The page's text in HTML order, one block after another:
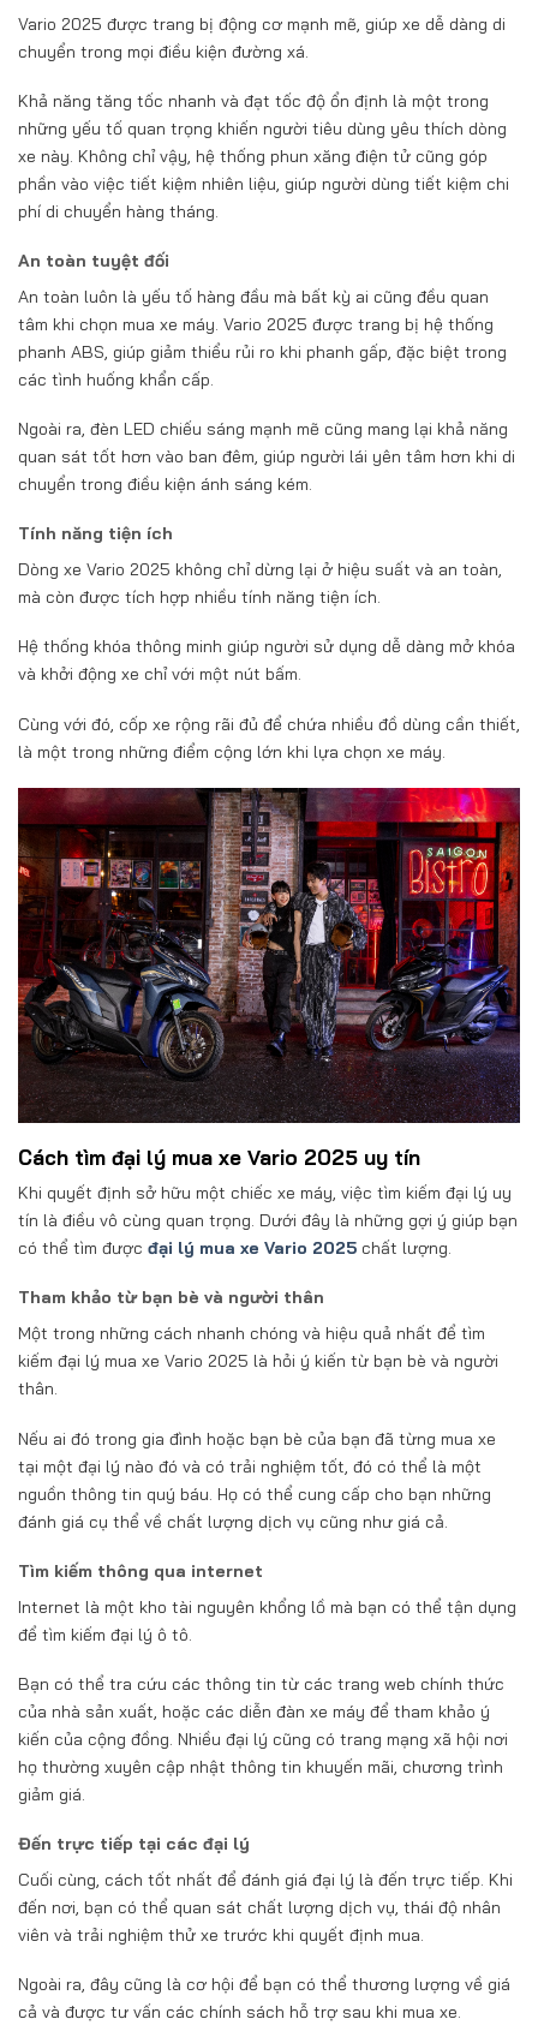
Vario 2025 được trang bị động cơ mạnh mẽ, giúp xe dễ dàng di
chuyển trong mọi điều kiện đường xá.
Khả năng tăng tốc nhanh và đạt tốc độ ổn định là một trong
những yếu tố quan trọng khiến người tiêu dùng yêu thích dòng
xe này. Không chỉ vậy, hệ thống phun xăng điện tử cũng góp
phần vào việc tiết kiệm nhiên liệu, giúp người dùng tiết kiệm chi
phí di chuyển hàng tháng.
An toàn tuyệt đối
An toàn luôn là yếu tố hàng đầu mà bất kỳ ai cũng đều quan
tâm khi chọn mua xe máy. Vario 2025 được trang bị hệ thống
phanh ABS, giúp giảm thiểu rủi ro khi phanh gấp, đặc biệt trong
các tình huống khẩn cấp.
Ngoài ra, đèn LED chiếu sáng mạnh mẽ cũng mang lại khả năng
quan sát tốt hơn vào ban đêm, giúp người lái yên tâm hơn khi di
chuyển trong điều kiện ánh sáng kém.
Tính năng tiện ích
Dòng xe Vario 2025 không chỉ dừng lại ở hiệu suất và an toàn,
mà còn được tích hợp nhiều tính năng tiện ích.
Hệ thống khóa thông minh giúp người sử dụng dễ dàng mở khóa
và khởi động xe chỉ với một nút bấm.
Cùng với đó, cốp xe rộng rãi đủ để chứa nhiều đồ dùng cần thiết,
là một trong những điểm cộng lớn khi lựa chọn xe máy.
Cách tìm đại lý mua xe Vario 2025 uy tín
Khi quyết định sở hữu một chiếc xe máy, việc tìm kiếm đại lý uy
tín là điều vô cùng quan trọng. Dưới đây là những gợi ý giúp bạn
có thể tìm được đại lý mua xe Vario 2025 chất lượng.
Tham khảo từ bạn bè và người thân
Một trong những cách nhanh chóng và hiệu quả nhất để tìm
kiếm đại lý mua xe Vario 2025 là hỏi ý kiến từ bạn bè và người
thân.
Nếu ai đó trong gia đình hoặc bạn bè của bạn đã từng mua xe
tại một đại lý nào đó và có trải nghiệm tốt, đó có thể là một
nguồn thông tin quý báu. Họ có thể cung cấp cho bạn những
đánh giá cụ thể về chất lượng dịch vụ cũng như giá cả.
Tìm kiếm thông qua internet
Internet là một kho tài nguyên khổng lồ mà bạn có thể tận dụng
để tìm kiếm đại lý ô tô.
Bạn có thể tra cứu các thông tin từ các trang web chính thức
của nhà sản xuất, hoặc các diễn đàn xe máy để tham khảo ý
kiến của cộng đồng. Nhiều đại lý cũng có trang mạng xã hội nơi
họ thường xuyên cập nhật thông tin khuyến mãi, chương trình
giảm giá.
Đến trực tiếp tại các đại lý
Cuối cùng, cách tốt nhất để đánh giá đại lý là đến trực tiếp. Khi
đến nơi, bạn có thể quan sát chất lượng dịch vụ, thái độ nhân
viên và trải nghiệm thử xe trước khi quyết định mua.
Ngoài ra, đây cũng là cơ hội để bạn có thể thương lượng về giá
cả và được tư vấn các chính sách hỗ trợ sau khi mua xe.